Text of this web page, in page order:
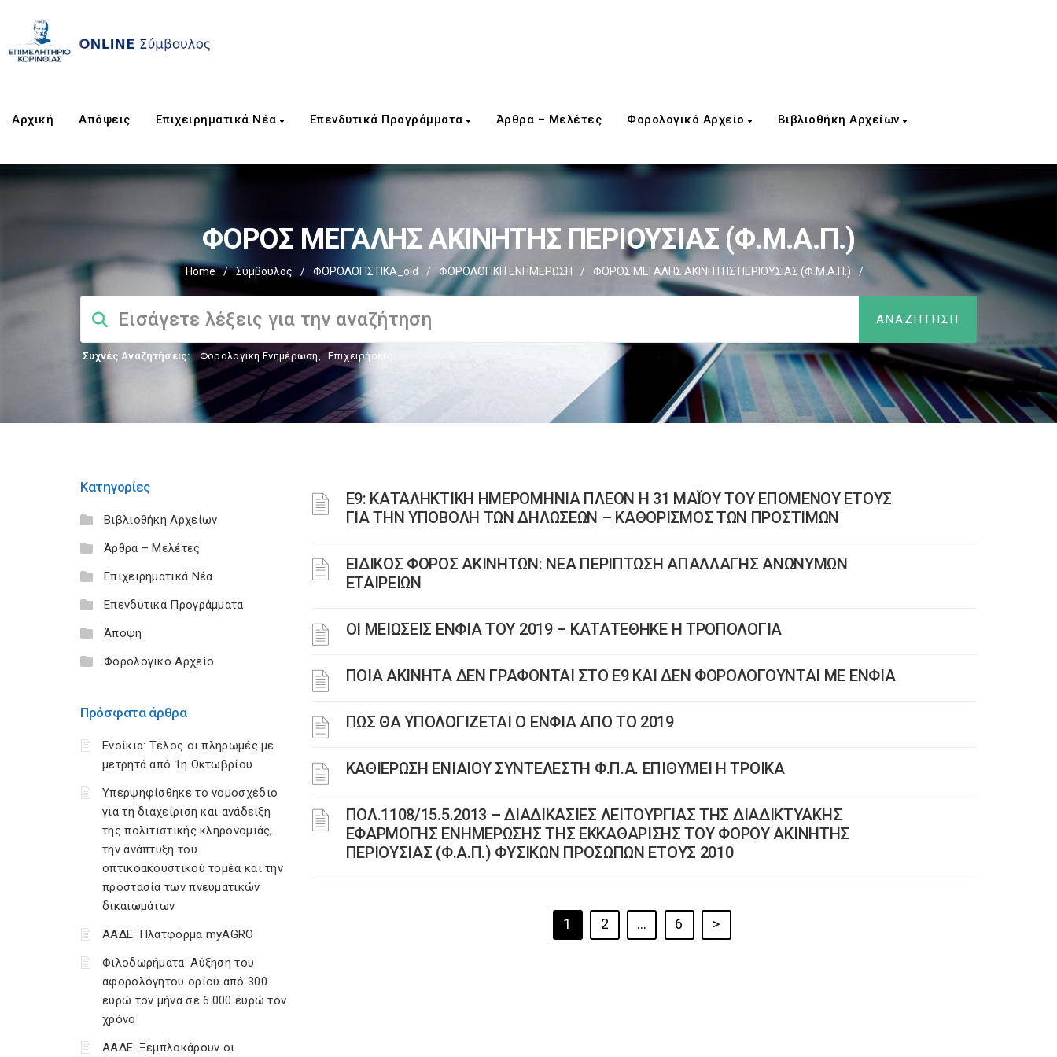
Αρχική Απόψεις Επιχειρηματικά Νέα Επενδυτικά Προγράμματα Άρθρα – Μελέτες Φορολογικό Αρχείο Βιβλιοθήκη Αρχείων
ΦΟΡΟΣ ΜΕΓΑΛΗΣ ΑΚΙΝΗΤΗΣ ΠΕΡΙΟΥΣΙΑΣ (Φ.Μ.Α.Π.)
Home / Σύμβουλος / ΦΟΡΟΛΟΓΙΣΤΙΚΑ_old / ΦΟΡΟΛΟΓΙΚΗ ΕΝΗΜΕΡΩΣΗ / ΦΟΡΟΣ ΜΕΓΑΛΗΣ ΑΚΙΝΗΤΗΣ ΠΕΡΙΟΥΣΙΑΣ (Φ.Μ.Α.Π.) /
Συχνές Αναζητήσεις: Φορολογικη Ενημέρωση, Επιχειρήσεις
Κατηγορίες
Βιβλιοθήκη Αρχείων
Άρθρα – Μελέτες
Επιχειρηματικά Νέα
Επενδυτικά Προγράμματα
Άποψη
Φορολογικό Αρχείο
Πρόσφατα άρθρα
Ενοίκια: Τέλος οι πληρωμές με
μετρητά από 1η Οκτωβρίου
Υπερψηφίσθηκε το νομοσχέδιο
για τη διαχείριση και ανάδειξη
της πολιτιστικής κληρονομιάς,
την ανάπτυξη του
οπτικοακουστικού τομέα και την
προστασία των πνευματικών
δικαιωμάτων
ΑΑΔΕ: Πλατφόρμα myAGRO
Φιλοδωρήματα: Αύξηση του
αφορολόγητου ορίου από 300
ευρώ τον μήνα σε 6.000 ευρώ τον
χρόνο
ΑΑΔΕ: Ξεμπλοκάρουν οι
Ε9: ΚΑΤΑΛΗΚΤΙΚΗ ΗΜΕΡΟΜΗΝΙΑ ΠΛΕΟΝ Η 31 ΜΑΪΟΥ ΤΟΥ ΕΠΟΜΕΝΟΥ ΕΤΟΥΣ
ΓΙΑ ΤΗΝ ΥΠΟΒΟΛΗ ΤΩΝ ΔΗΛΩΣΕΩΝ – ΚΑΘΟΡΙΣΜΟΣ ΤΩΝ ΠΡΟΣΤΙΜΩΝ
ΕΙΔΙΚΟΣ ΦΟΡΟΣ ΑΚΙΝΗΤΩΝ: ΝΕΑ ΠΕΡΙΠΤΩΣΗ ΑΠΑΛΛΑΓΗΣ ΑΝΩΝΥΜΩΝ
ΕΤΑΙΡΕΙΩΝ
ΟΙ ΜΕΙΩΣΕΙΣ ΕΝΦΙΑ ΤΟΥ 2019 – ΚΑΤΑΤΕΘΗΚΕ Η ΤΡΟΠΟΛΟΓΙΑ
ΠΟΙΑ ΑΚΙΝΗΤΑ ΔΕΝ ΓΡΑΦΟΝΤΑΙ ΣΤΟ Ε9 ΚΑΙ ΔΕΝ ΦΟΡΟΛΟΓΟΥΝΤΑΙ ΜΕ ΕΝΦΙΑ
ΠΩΣ ΘΑ ΥΠΟΛΟΓΙΖΕΤΑΙ Ο ΕΝΦΙΑ ΑΠΟ ΤΟ 2019
ΚΑΘΙΕΡΩΣΗ ΕΝΙΑΙΟΥ ΣΥΝΤΕΛΕΣΤΗ Φ.Π.Α. ΕΠΙΘΥΜΕΙ Η ΤΡΟΙΚΑ
ΠΟΛ.1108/15.5.2013 – ΔΙΑΔΙΚΑΣΙΕΣ ΛΕΙΤΟΥΡΓΙΑΣ ΤΗΣ ΔΙΑΔΙΚΤΥΑΚΗΣ
ΕΦΑΡΜΟΓΗΣ ΕΝΗΜΕΡΩΣΗΣ ΤΗΣ ΕΚΚΑΘΑΡΙΣΗΣ ΤΟΥ ΦΟΡΟΥ ΑΚΙΝΗΤΗΣ
ΠΕΡΙΟΥΣΙΑΣ (Φ.Α.Π.) ΦΥΣΙΚΩΝ ΠΡΟΣΩΠΩΝ ΕΤΟΥΣ 2010
1 2 … 6 >